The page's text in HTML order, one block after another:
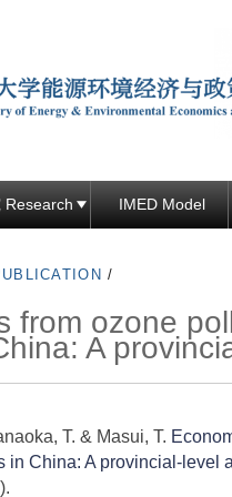
到
页
主
要
部
分
Research IMED Model
/
from ozone
A
T. & Masui, T.
in China: A provincial-level